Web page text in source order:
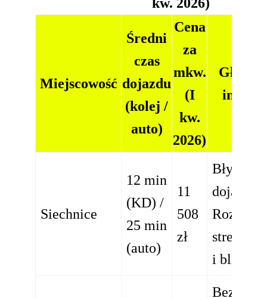
Miejscowość
Średni
czas
dojazdu
(kolej /
auto)
Cena
za
mkw.
(I
kw.
2026)
Siechnice
12 min
(KD) /
25 min
(auto)
11
508
zł
dojazd
strefa
i